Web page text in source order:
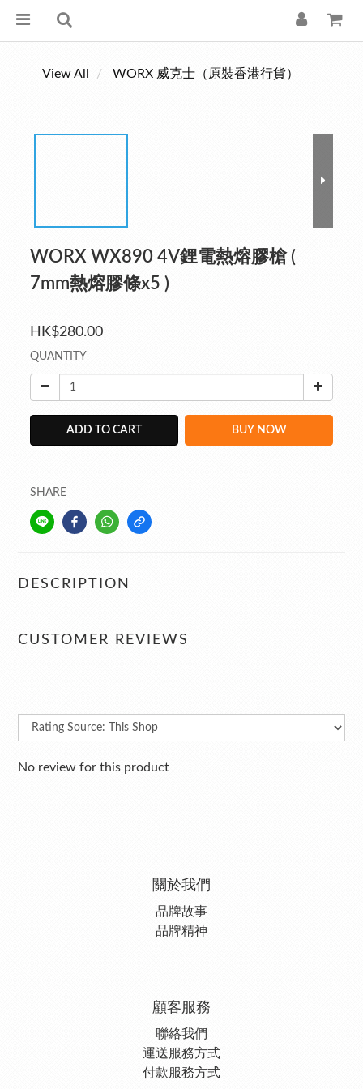
View All WORX 威克士（原裝香港行貨）
WORX WX890 4V鋰電熱熔膠槍 (
7mm熱熔膠條x5 )
HK$280.00
QUANTITY
ADD TO CART BUY NOW
SHARE
DESCRIPTION
CUSTOMER REVIEWS
No review for this product
關於我們
品牌故事
品牌精神
顧客服務
聯絡我們
運送服務方式
付款服務方式